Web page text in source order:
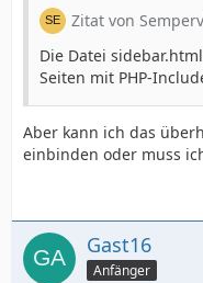
Zitat von
Die Datei
Seiten mit PHP-
Aber kann ich das
einbinden oder muss
Gast16
Anfänger